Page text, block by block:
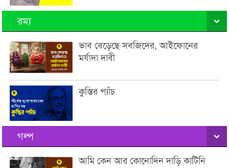
রম্য
ভাব বেড়েছে সবজিদের, আইফোনের
মর্যাদা দাবী
কুস্তির প্যাঁচ
গল্প
আমি কেন আর কোনোদিন দাড়ি কাটিনি